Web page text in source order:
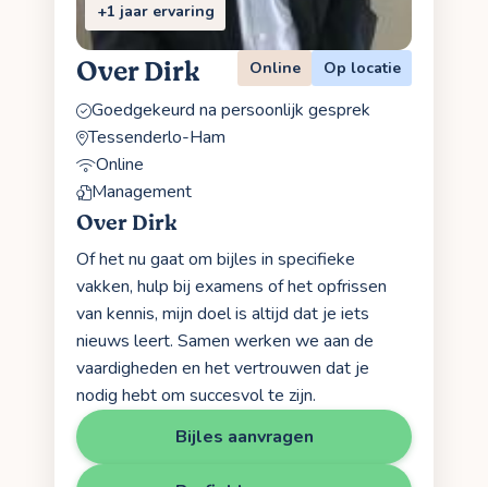
+1 jaar ervaring
Over Dirk Online Op locatie
Goedgekeurd na persoonlijk gesprek
Tessenderlo-Ham
Online
Management
Over Dirk
Of het nu gaat om bijles in specifieke
vakken, hulp bij examens of het opfrissen
van kennis, mijn doel is altijd dat je iets
nieuws leert. Samen werken we aan de
vaardigheden en het vertrouwen dat je
nodig hebt om succesvol te zijn.
Bijles aanvragen